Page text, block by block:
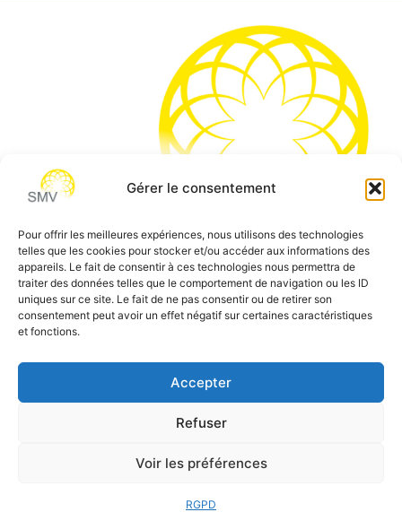
Gérer le consentement
Pour offrir les meilleures expériences, nous utilisons des technologies
telles que les cookies pour stocker et/ou accéder aux informations des
appareils. Le fait de consentir à ces technologies nous permettra de
traiter des données telles que le comportement de navigation ou les ID
uniques sur ce site. Le fait de ne pas consentir ou de retirer son
consentement peut avoir un effet négatif sur certaines caractéristiques
et fonctions.
Accepter
Refuser
Voir les préférences
RGPD
SMV permet de vous aider à gagner du temps et vous
permettre de vous concentrer sur l’essentiel de votre
métier
Téléphone:0 805 69 64 75 / 02 37 34 04 04
contact@smvformation.fr
Création & Hébergement Web Cloud par